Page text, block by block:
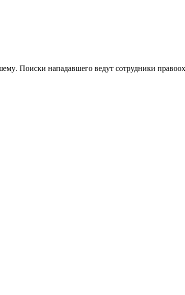
Поиски нападавшего ведут сотрудники